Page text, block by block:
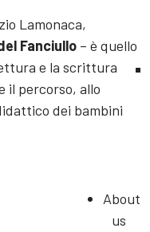
About
us
Lamonaca,
Fanciullo – è quello
e la scrittura
il percorso, allo
dei bambini